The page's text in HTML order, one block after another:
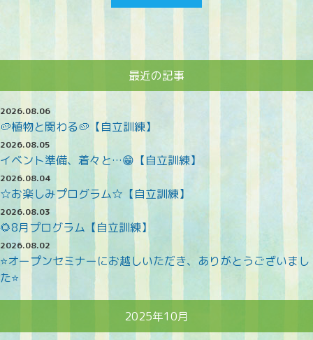
最近の記事
2026.08.06
🥔植物と関わる🥔【自立訓練】
2026.08.05
イベント準備、着々と…😁【自立訓練】
2026.08.04
☆お楽しみプログラム☆【自立訓練】
2026.08.03
🌻8月プログラム【自立訓練】
2026.08.02
⭐オープンセミナーにお越しいただき、ありがとうございまし
た⭐
2025年10月